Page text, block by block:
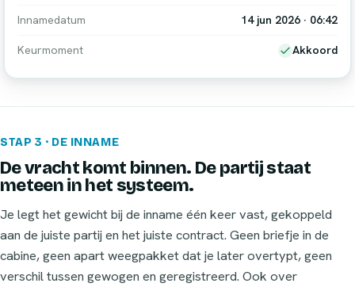
Innamedatum 14 jun 2026 · 06:42
Keurmoment Akkoord
STAP 3 · DE INNAME
De vracht komt binnen. De partij staat
meteen in het systeem.
Je legt het gewicht bij de inname één keer vast, gekoppeld
aan de juiste partij en het juiste contract. Geen briefje in de
cabine, geen apart weegpakket dat je later overtypt, geen
verschil tussen gewogen en geregistreerd. Ook over